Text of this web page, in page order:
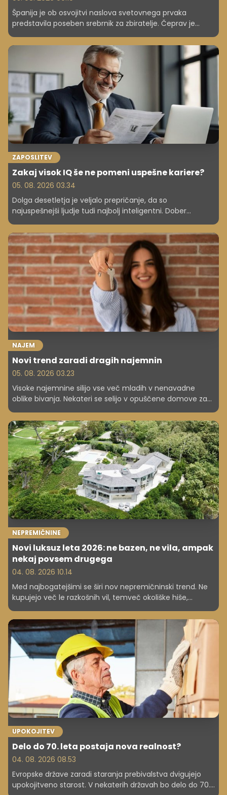
Španija je ob osvojitvi naslova svetovnega prvaka
predstavila poseben srebrnik za zbiratelje. Čeprav je
njegova nominalna vrednost pet evrov, bo prodajna
cena presegla 60 evrov.
ZAPOSLITEV
Zakaj visok IQ še ne pomeni uspešne kariere?
05. 08. 2026 03.34
Dolga desetletja je veljalo prepričanje, da so
najuspešnejši ljudje tudi najbolj inteligentni. Dober
inteligenčni količnik (IQ) naj bi odpiral vrata do boljšega
študija, višjih prihodkov in uspešne kariere. A sodobne
raziskave kažejo precej bolj zapleteno sliko.
NAJEM
Novi trend zaradi dragih najemnin
05. 08. 2026 03.23
Visoke najemnine silijo vse več mladih v nenavadne
oblike bivanja. Nekateri se selijo v opuščene domove za
manj, a se odpovedujejo delu pravic.
NEPREMIČNINE
Novi luksuz leta 2026: ne bazen, ne vila, ampak
nekaj povsem drugega
04. 08. 2026 10.14
Med najbogatejšimi se širi nov nepremičninski trend. Ne
kupujejo več le razkošnih vil, temveč okoliške hiše,
ampak zasebnost.
UPOKOJITEV
Delo do 70. leta postaja nova realnost?
04. 08. 2026 08.53
Evropske države zaradi staranja prebivalstva dvigujejo
upokojitveno starost. V nekaterih državah bo delo do 70.